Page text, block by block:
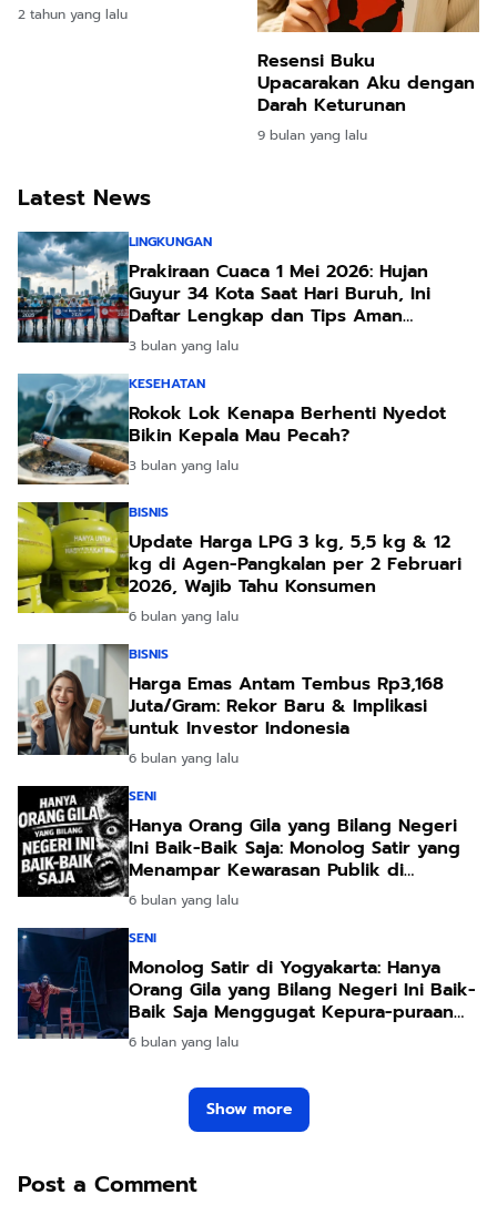
2 tahun yang lalu
Resensi Buku
Upacarakan Aku dengan
Darah Keturunan
9 bulan yang lalu
Latest News
LINGKUNGAN
Prakiraan Cuaca 1 Mei 2026: Hujan
Guyur 34 Kota Saat Hari Buruh, Ini
Daftar Lengkap dan Tips Aman
Beraktivitas
3 bulan yang lalu
KESEHATAN
Rokok Lok Kenapa Berhenti Nyedot
Bikin Kepala Mau Pecah?
3 bulan yang lalu
BISNIS
Update Harga LPG 3 kg, 5,5 kg & 12
kg di Agen-Pangkalan per 2 Februari
2026, Wajib Tahu Konsumen
6 bulan yang lalu
BISNIS
Harga Emas Antam Tembus Rp3,168
Juta/Gram: Rekor Baru & Implikasi
untuk Investor Indonesia
6 bulan yang lalu
SENI
Hanya Orang Gila yang Bilang Negeri
Ini Baik-Baik Saja: Monolog Satir yang
Menampar Kewarasan Publik di
Yogyakarta
6 bulan yang lalu
SENI
Monolog Satir di Yogyakarta: Hanya
Orang Gila yang Bilang Negeri Ini Baik-
Baik Saja Menggugat Kepura-puraan
Publik
6 bulan yang lalu
Show more
Post a Comment